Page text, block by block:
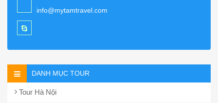
info@mytamtravel.com
DANH MỤC TOUR
Tour Hà Nội